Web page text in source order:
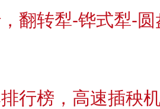
翻转犁-铧式犁-
行榜，高速插秧